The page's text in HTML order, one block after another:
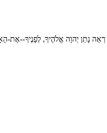
רְאֵה נָתַן יְהוָה אֱלֹהֶיךָ, לְפָנֶיךָ--